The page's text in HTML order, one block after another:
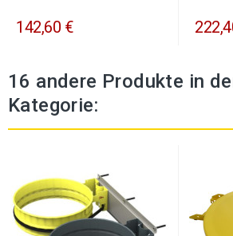
142,60 €
16 andere Produkte in
Kategorie: